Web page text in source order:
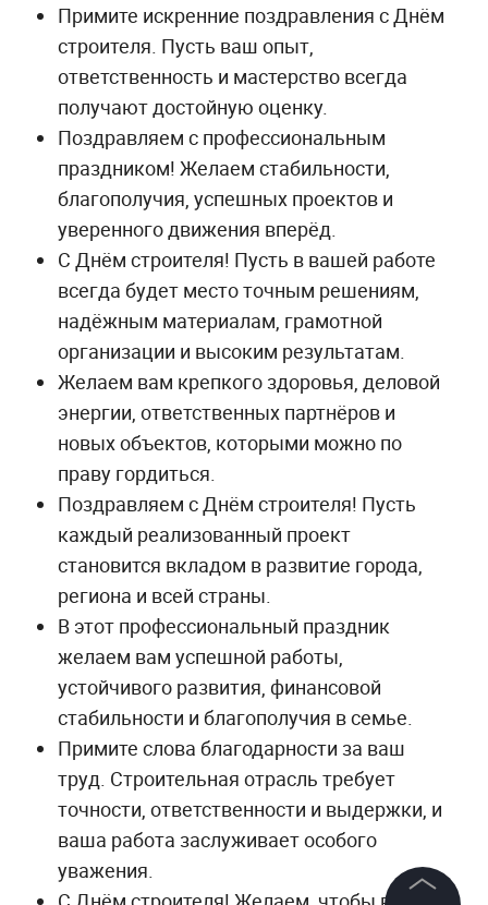
Примите искренние поздравления с Днём
строителя. Пусть ваш опыт,
ответственность и мастерство всегда
получают достойную оценку.
Поздравляем с профессиональным
праздником! Желаем стабильности,
благополучия, успешных проектов и
уверенного движения вперёд.
С Днём строителя! Пусть в вашей работе
всегда будет место точным решениям,
надёжным материалам, грамотной
организации и высоким результатам.
Желаем вам крепкого здоровья, деловой
энергии, ответственных партнёров и
новых объектов, которыми можно по
праву гордиться.
Поздравляем с Днём строителя! Пусть
каждый реализованный проект
становится вкладом в развитие города,
региона и всей страны.
В этот профессиональный праздник
желаем вам успешной работы,
устойчивого развития, финансовой
стабильности и благополучия в семье.
Примите слова благодарности за ваш
труд. Строительная отрасль требует
точности, ответственности и выдержки, и
ваша работа заслуживает особого
уважения.